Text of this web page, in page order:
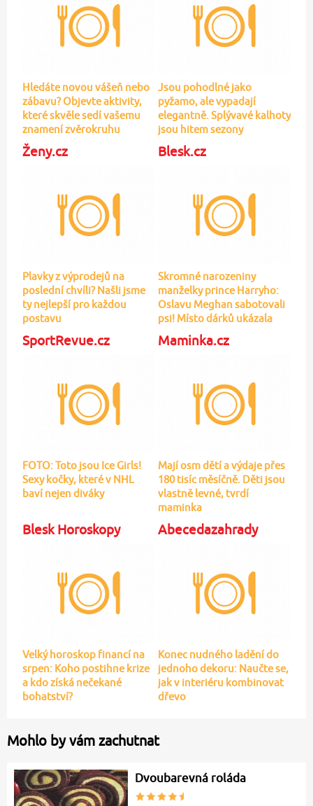
Hledáte novou vášeň nebo
zábavu? Objevte aktivity,
Jsou pohodlné jako
pyžamo, ale vypadají
Ženy.cz
Plavky z výprodejů na
poslední chvíli? Našli jsme
ty nejlepší pro každou
Blesk.cz
Skromné narozeniny
manželky prince Harryho:
figuru
SportRevue.cz
FOTO: Toto jsou Ice Girls!
Sexy kočky, které v NHL
baví nejen diváky
Maminka.cz
Mají osm dětí a výdaje přes
180 tisíc měsíčně. Děti jsou
vlastně levné, tvrdí
Blesk Horoskopy
Velký horoskop financí na
srpen: Koho postihne krize
a kdo získá nečekané
Abecedazahrady
Konec nudného ladění do
jednoho dekoru: Naučte se,
Mohlo by vám zachutnat
Dvoubarevná roláda